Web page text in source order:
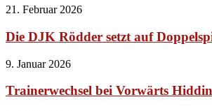
21. Februar 2026
Die DJK Rödder setzt auf
9. Januar 2026
Trainerwechsel bei Vorwärts